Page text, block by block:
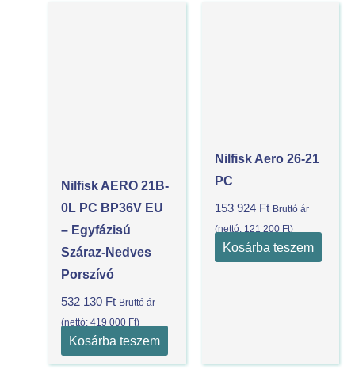
Nilfisk AERO 21B-
0L PC BP36V EU
– Egyfázisú
Száraz-Nedves
Porszívó
532 130 Ft Bruttó ár
(nettó:419 000 Ft)
Kosárba teszem
Nilfisk Aero 26-21
PC
153 924 Ft Bruttó ár
(nettó: 121 200 Ft)
Kosárba teszem